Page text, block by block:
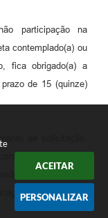
ACEITAR
PERSONALIZAR
participação na
contemplado(a) ou
fica obrigado(a) a
de 15 (quinze)
de solicitação,
será
regularizar sua